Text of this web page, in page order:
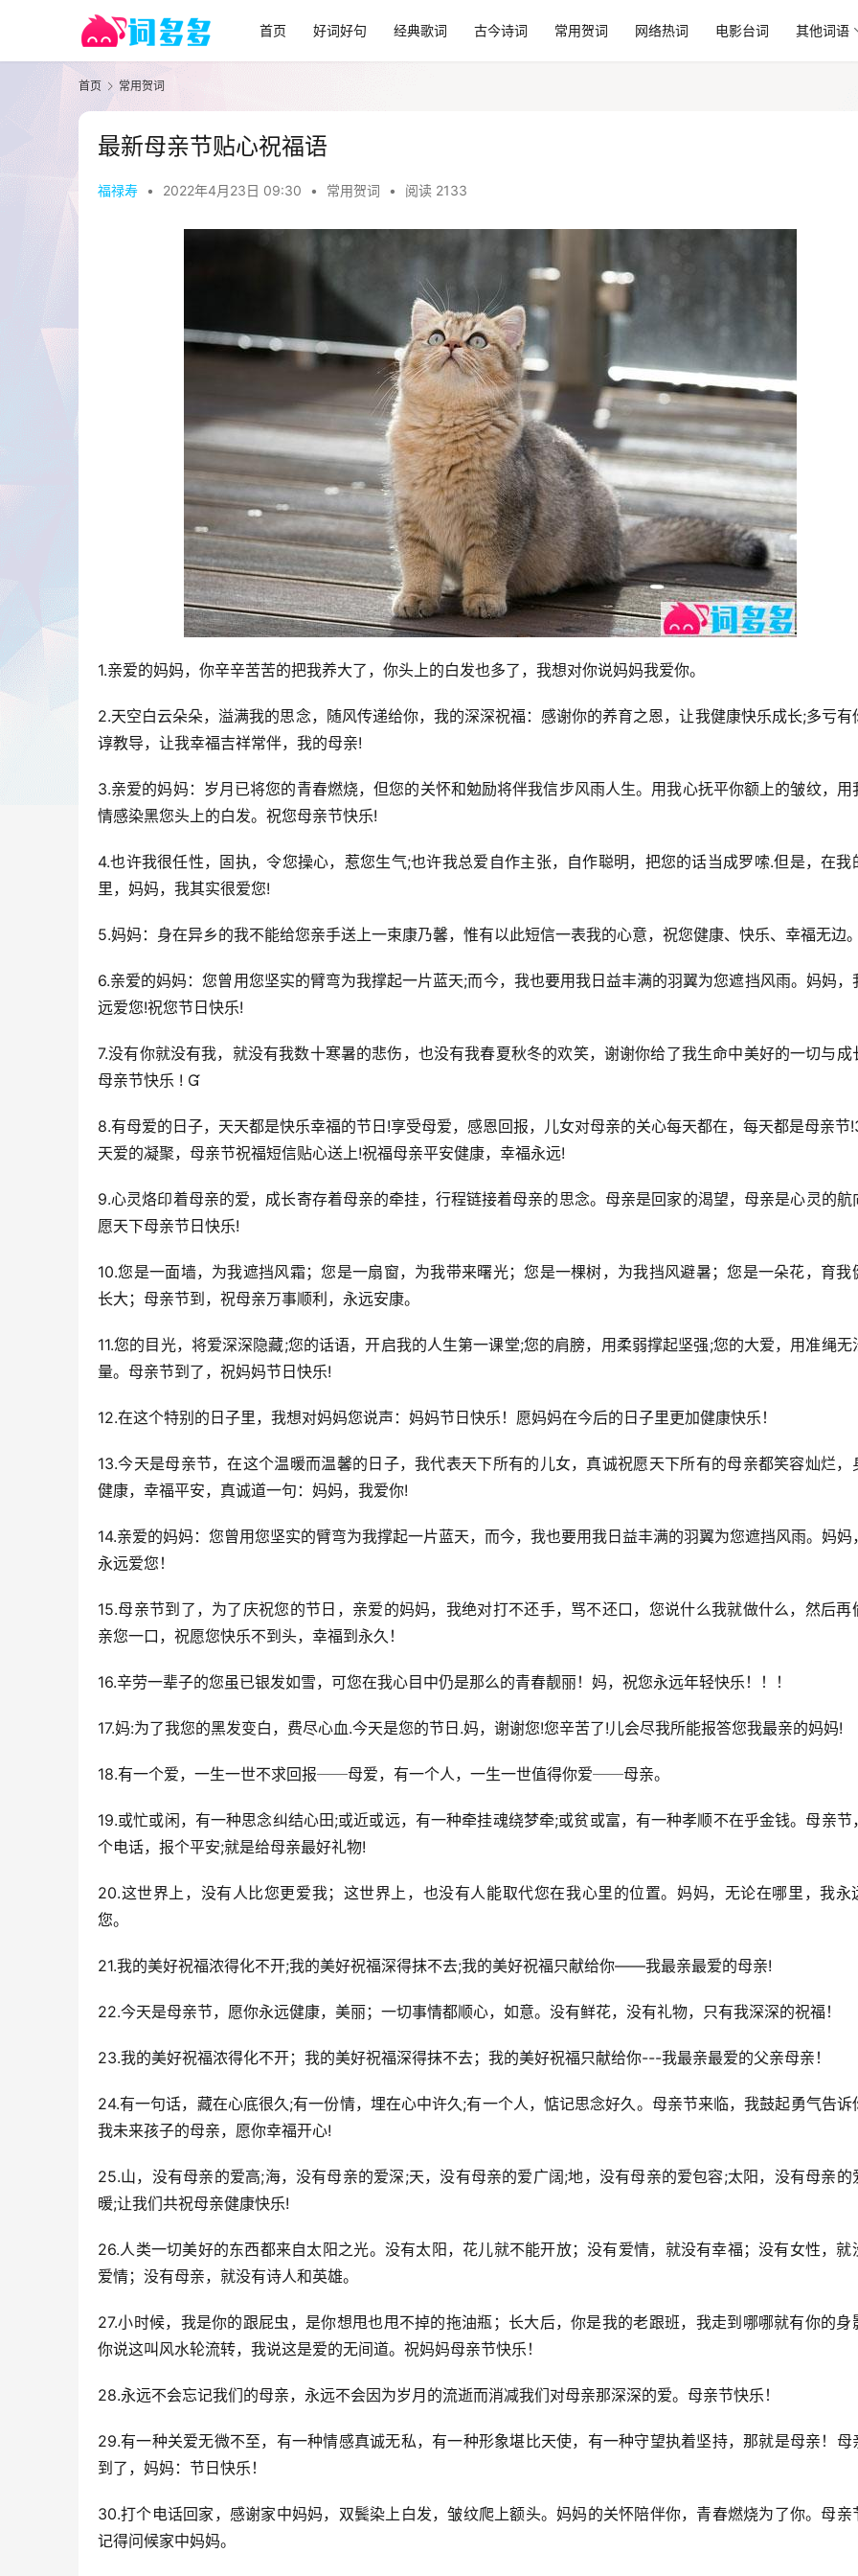
首页 好词好句 经典歌词 古今诗词 常用贺词 网络热词 电影台词 其他词语
首页 常用贺词
最新母亲节贴心祝福语
福禄寿 • 2022年4月23日 09:30 • 常用贺词 • 阅读 2133
1.亲爱的妈妈，你辛辛苦苦的把我养大了，你头上的白发也多了，我想对你说妈妈我爱你。
2.天空白云朵朵，溢满我的思念，随风传递给你，我的深深祝福：感谢你的养育之恩，让我健康快乐成长;多亏有
谆教导，让我幸福吉祥常伴，我的母亲!
3.亲爱的妈妈：岁月已将您的青春燃烧，但您的关怀和勉励将伴我信步风雨人生。用我心抚平你额上的皱纹，用
情感染黑您头上的白发。祝您母亲节快乐!
4.也许我很任性，固执，令您操心，惹您生气;也许我总爱自作主张，自作聪明，把您的话当成罗嗦.但是，在我
里，妈妈，我其实很爱您!
5.妈妈：身在异乡的我不能给您亲手送上一束康乃馨，惟有以此短信一表我的心意，祝您健康、快乐、幸福无边。
6.亲爱的妈妈：您曾用您坚实的臂弯为我撑起一片蓝天;而今，我也要用我日益丰满的羽翼为您遮挡风雨。妈妈，
远爱您!祝您节日快乐!
7.没有你就没有我，就没有我数十寒暑的悲伤，也没有我春夏秋冬的欢笑，谢谢你给了我生命中美好的一切与成
母亲节快乐 ! 
8.有母爱的日子，天天都是快乐幸福的节日!享受母爱，感恩回报，儿女对母亲的关心每天都在，每天都是母亲节
天爱的凝聚，母亲节祝福短信贴心送上!祝福母亲平安健康，幸福永远!
9.心灵烙印着母亲的爱，成长寄存着母亲的牵挂，行程链接着母亲的思念。母亲是回家的渴望，母亲是心灵的航
愿天下母亲节日快乐!
10.您是一面墙，为我遮挡风霜；您是一扇窗，为我带来曙光；您是一棵树，为我挡风避暑；您是一朵花，育我
长大；母亲节到，祝母亲万事顺利，永远安康。
11.您的目光，将爱深深隐藏;您的话语，开启我的人生第一课堂;您的肩膀，用柔弱撑起坚强;您的大爱，用准绳无
量。母亲节到了，祝妈妈节日快乐!
12.在这个特别的日子里，我想对妈妈您说声：妈妈节日快乐！愿妈妈在今后的日子里更加健康快乐！
13.今天是母亲节，在这个温暖而温馨的日子，我代表天下所有的儿女，真诚祝愿天下所有的母亲都笑容灿烂，
健康，幸福平安，真诚道一句：妈妈，我爱你!
14.亲爱的妈妈：您曾用您坚实的臂弯为我撑起一片蓝天，而今，我也要用我日益丰满的羽翼为您遮挡风雨。妈妈
永远爱您！
15.母亲节到了，为了庆祝您的节日，亲爱的妈妈，我绝对打不还手，骂不还口，您说什么我就做什么，然后再
亲您一口，祝愿您快乐不到头，幸福到永久！
16.辛劳一辈子的您虽已银发如雪，可您在我心目中仍是那么的青春靓丽！妈，祝您永远年轻快乐！！！
17.妈:为了我您的黑发变白，费尽心血.今天是您的节日.妈，谢谢您!您辛苦了!儿会尽我所能报答您我最亲的妈妈!
18.有一个爱，一生一世不求回报──母爱，有一个人，一生一世值得你爱──母亲。
19.或忙或闲，有一种思念纠结心田;或近或远，有一种牵挂魂绕梦牵;或贫或富，有一种孝顺不在乎金钱。母亲节
个电话，报个平安;就是给母亲最好礼物!
20.这世界上，没有人比您更爱我；这世界上，也没有人能取代您在我心里的位置。妈妈，无论在哪里，我永
您。
21.我的美好祝福浓得化不开;我的美好祝福深得抹不去;我的美好祝福只献给你——我最亲最爱的母亲!
22.今天是母亲节，愿你永远健康，美丽；一切事情都顺心，如意。没有鲜花，没有礼物，只有我深深的祝福！
23.我的美好祝福浓得化不开；我的美好祝福深得抹不去；我的美好祝福只献给你---我最亲最爱的父亲母亲！
24.有一句话，藏在心底很久;有一份情，埋在心中许久;有一个人，惦记思念好久。母亲节来临，我鼓起勇气告诉
我未来孩子的母亲，愿你幸福开心!
25.山，没有母亲的爱高;海，没有母亲的爱深;天，没有母亲的爱广阔;地，没有母亲的爱包容;太阳，没有母亲的
暖;让我们共祝母亲健康快乐!
26.人类一切美好的东西都来自太阳之光。没有太阳，花儿就不能开放；没有爱情，就没有幸福；没有女性，就
爱情；没有母亲，就没有诗人和英雄。
27.小时候，我是你的跟屁虫，是你想甩也甩不掉的拖油瓶；长大后，你是我的老跟班，我走到哪哪就有你的身
你说这叫风水轮流转，我说这是爱的无间道。祝妈妈母亲节快乐！
28.永远不会忘记我们的母亲，永远不会因为岁月的流逝而消减我们对母亲那深深的爱。母亲节快乐！
29.有一种关爱无微不至，有一种情感真诚无私，有一种形象堪比天使，有一种守望执着坚持，那就是母亲！母
到了，妈妈：节日快乐！
30.打个电话回家，感谢家中妈妈，双鬓染上白发，皱纹爬上额头。妈妈的关怀陪伴你，青春燃烧为了你。母亲
记得问候家中妈妈。